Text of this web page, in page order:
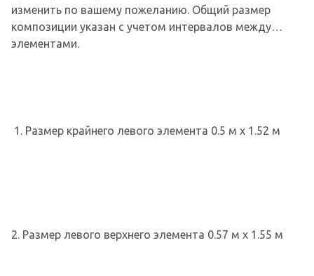
изменить по вашему пожеланию. Общий размер
композиции указан с учетом интервалов между
элементами.
1. Размер крайнего левого элемента 0.5 м х 1.52 м
2. Размер левого верхнего элемента 0.57 м х 1.55 м